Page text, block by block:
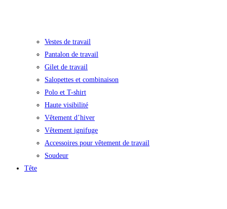
Vestes de travail
Pantalon de travail
Gilet de travail
Salopettes et combinaison
Polo et T-shirt
Haute visibilité
Vêtement d’hiver
Vêtement ignifuge
Accessoires pour vêtement de travail
Soudeur
Tête